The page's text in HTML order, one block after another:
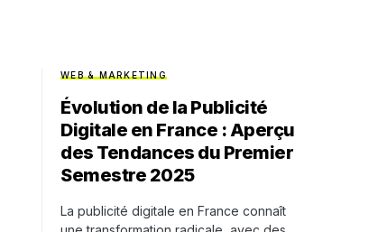
WEB & MARKETING
Évolution de la Publicité
Digitale en France : Aperçu
des Tendances du Premier
Semestre 2025
La publicité digitale en France connaît